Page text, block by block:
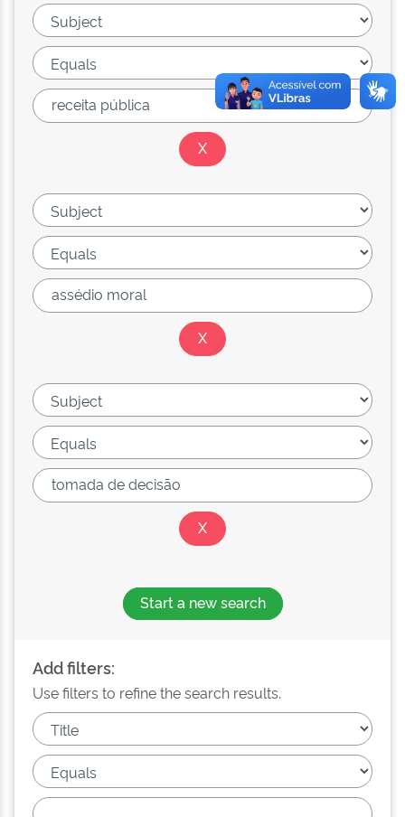
Start a new search
Add filters:
Use filters to refine the search results.